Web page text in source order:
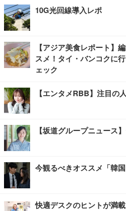
10G光回線導入レポ
【アジア美食レポート】
スメ！タイ・バンコクに
ェック
【エンタメRBB】注目の
【坂道グループニュース
今観るべきオススメ「韓国
快適デスクのヒントが満